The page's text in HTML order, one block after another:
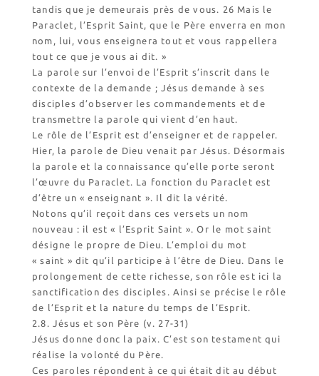
tandis que je demeurais près de vous. 26 Mais le
Paraclet, l’Esprit Saint, que le Père enverra en mon
nom, lui, vous enseignera tout et vous rappellera
tout ce que je vous ai dit. »
La parole sur l’envoi de l’Esprit s’inscrit dans le
contexte de la demande ; Jésus demande à ses
disciples d’observer les commandements et de
transmettre la parole qui vient d’en haut.
Le rôle de l’Esprit est d’enseigner et de rappeler.
Hier, la parole de Dieu venait par Jésus. Désormais
la parole et la connaissance qu’elle porte seront
l’œuvre du Paraclet. La fonction du Paraclet est
d’être un « enseignant ». Il dit la vérité.
Notons qu’il reçoit dans ces versets un nom
nouveau : il est « l’Esprit Saint ». Or le mot saint
désigne le propre de Dieu. L’emploi du mot
« saint » dit qu’il participe à l’être de Dieu. Dans le
prolongement de cette richesse, son rôle est ici la
sanctification des disciples. Ainsi se précise le rôle
de l’Esprit et la nature du temps de l’Esprit.
2.8. Jésus et son Père (v. 27-31)
Jésus donne donc la paix. C’est son testament qui
réalise la volonté du Père.
Ces paroles répondent à ce qui était dit au début